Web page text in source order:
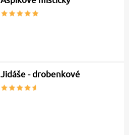
Jidáše - drobenkové